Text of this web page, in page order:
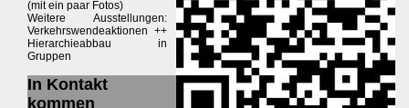
(mit ein paar Fotos)
Weitere Ausstellungen:
Verkehrswendeaktionen ++
Hierarchieabbau in
Gruppen
In Kontakt
kommen